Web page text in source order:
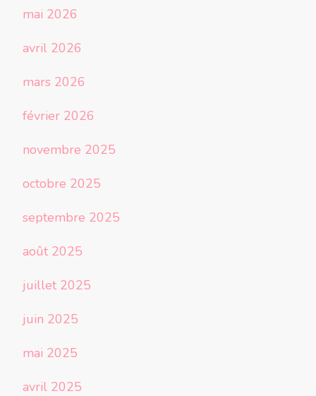
mai 2026
avril 2026
mars 2026
février 2026
novembre 2025
octobre 2025
septembre 2025
août 2025
juillet 2025
juin 2025
mai 2025
avril 2025